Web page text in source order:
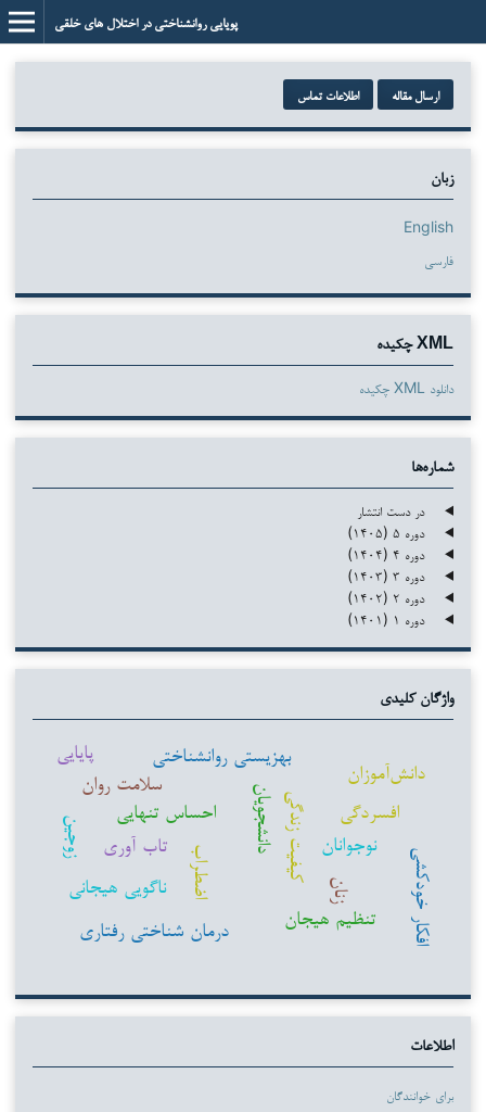
پویایی روانشناختی در اختلال های خلقی
ارسال مقاله اطلاعات تماس
زبان
English
فارسی
XML چکیده
دانلود XML چکیده
شماره‌ها
در دست انتشار
دوره ۵ (۱۴۰۵)
دوره ۴ (۱۴۰۴)
دوره ۳ (۱۴۰۳)
دوره ۲ (۱۴۰۲)
دوره ۱ (۱۴۰۱)
واژگان کلیدی
اضطراب
دانشجویانکیفیت زندگی نوجوانان
افسردگی
بهزیستی روانشناختی
دانش‌آموزان
زنان
تنظیم هیجان
درمان شناختی رفتاری
ناگویی هیجانی
احساس تنهایی
زوجین
افکار خودکشی
تاب آوری
سلامت روان
پایایی
اطلاعات
برای خوانندگان